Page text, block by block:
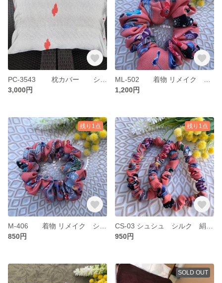
3,000円
1,200円
残り1点
850円
残り1点
950円
SOLD OUT